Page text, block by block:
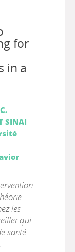
for
in a
SINAI
les
qui
santé